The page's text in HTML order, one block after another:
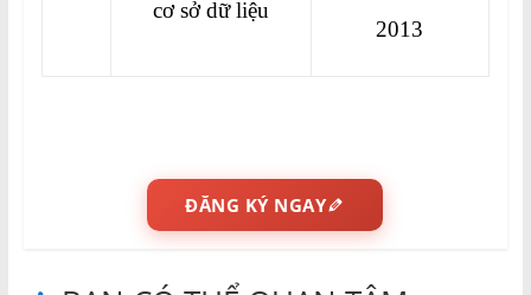
cơ sở dữ liệu
2013
ĐĂNG KÝ NGAY